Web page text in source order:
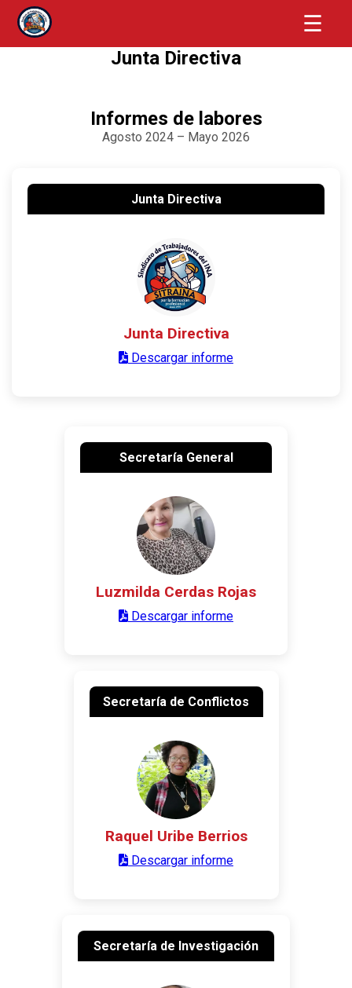
☰
Junta Directiva
Informes de labores
Agosto 2024 – Mayo 2026
Junta Directiva
Junta Directiva
Descargar informe
Secretaría General
Luzmilda Cerdas Rojas
Descargar informe
Secretaría de Conflictos
Raquel Uribe Berrios
Descargar informe
Secretaría de Investigación